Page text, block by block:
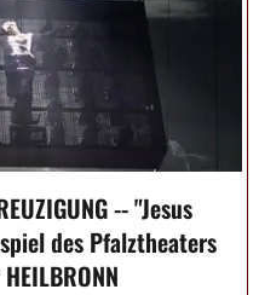
-- "Jesus
des Pfalztheaters